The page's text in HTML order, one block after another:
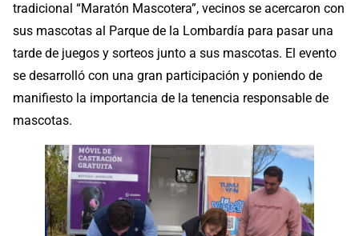
tradicional “Maratón Mascotera”, vecinos se acercaron con
sus mascotas al Parque de la Lombardía para pasar una
tarde de juegos y sorteos junto a sus mascotas. El evento
se desarrolló con una gran participación y poniendo de
manifiesto la importancia de la tenencia responsable de
mascotas.